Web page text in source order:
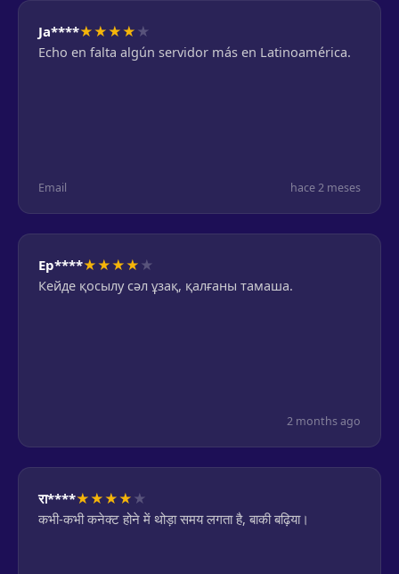
Ja****★★★★ ★
Echo en falta algún servidor más en Latinoamérica.
Email hace 2 meses
Ер****★★★★ ★
Кейде қосылу сәл ұзақ, қалғаны тамаша.
2 months ago
रा****★★★★ ★
कभी-कभी कनेक्ट होने में थोड़ा समय लगता है, बाकी बढ़िया।